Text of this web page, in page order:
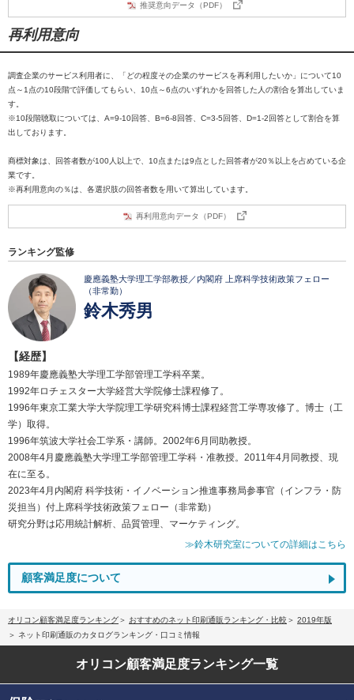
推奨意向データ（PDF）
再利用意向
調査企業のサービス利用者に、「どの程度その企業のサービスを再利用したいか」について10
点～1点の10段階で評価してもらい、10点～6点のいずれかを回答した人の割合を算出していま
す。
※10段階聴取については、A=9-10回答、B=6-8回答、C=3-5回答、D=1-2回答として割合を算
出しております。
商標対象は、回答者数が100人以上で、10点または9点とした回答者が20％以上を占めている企
業です。
※再利用意向の％は、各選択肢の回答者数を用いて算出しています。
再利用意向データ（PDF）
ランキング監修
慶應義塾大学理工学部教授／内閣府 上席科学技術政策フェロー
（非常勤）
鈴木秀男
【経歴】
1989年慶應義塾大学理工学部管理工学科卒業。
1992年ロチェスター大学経営大学院修士課程修了。
1996年東京工業大学大学院理工学研究科博士課程経営工学専攻修了。博士（工
学）取得。
1996年筑波大学社会工学系・講師。2002年6月同助教授。
2008年4月慶應義塾大学理工学部管理工学科・准教授。2011年4月同教授、現
在に至る。
2023年4月内閣府 科学技術・イノベーション推進事務局参事官（インフラ・防
災担当）付上席科学技術政策フェロー（非常勤）
研究分野は応用統計解析、品質管理、マーケティング。
≫鈴木研究室についての詳細はこちら
顧客満足度について
オリコン顧客満足度ランキング おすすめのネット印刷通販ランキング・比較
2019年版
ネット印刷通販のカタログランキング・口コミ情報
オリコン顧客満足度ランキング一覧